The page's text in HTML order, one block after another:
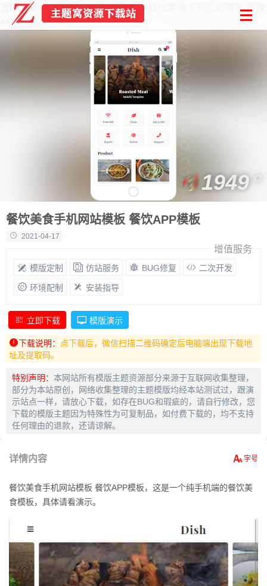
当前位置： 首页 Html模板
餐饮美食手机网站模板 餐饮
APP模板
餐饮美食手机网站模板 餐饮APP模板
2021-04-17
1949
增值服务
模版定制 仿站服务 BUG修复 二次开发
环境配制 安装指导
立即下载 模版演示
下载说明：
点下载后，微信扫描二维码确定后电脑端出现下载地
址及提取码。
特别声明： 本网站所有模版主题资源部分来源于互联网收集整理，
部分为本站原创，网络收集整理的主题模版均经本站测试过，跟演
示站点一样，请放心下载，如存在BUG和瑕疵的，请自行修改，您
下载的模版主题因为特殊性为可复制品，如付费下载的，均不支持
任何理由的退款，还请谅解。
详情内容
餐饮美食手机网站模板 餐饮APP模板，这是一个纯手机端的餐饮美
食模板，具体请看演示。